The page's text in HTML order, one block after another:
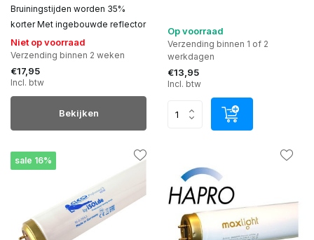
Bruiningstijden worden 35%
korter Met ingebouwde reflector
Niet op voorraad
Verzending binnen 2 weken
€17,95
Incl. btw
Bekijken
Op voorraad
Verzending binnen 1 of 2
werkdagen
€13,95
Incl. btw
sale 16%